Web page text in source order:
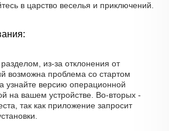
в царство веселья и приключений.
из-за отклонения от
возможна проблема со стартом
узнайте версию операционной
на вашем устройстве. Во-вторых -
так как приложение запросит